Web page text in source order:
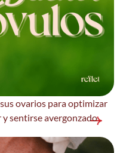
ovarios para optimizar
sentirse avergonzado